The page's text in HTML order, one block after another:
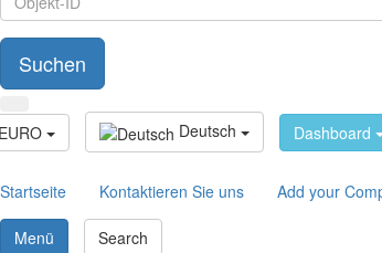
Suchen
Deutsch Dashboard
Startseite Kontaktieren Sie uns Add your
Menü Search